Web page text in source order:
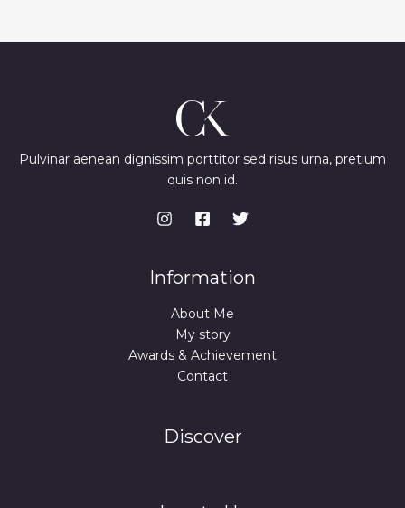
Pulvinar aenean dignissim porttitor sed risus urna, pretium
quis non id.
Information
About Me
My story
Awards & Achievement
Contact
Discover